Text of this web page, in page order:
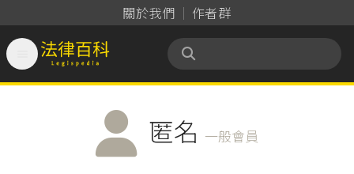
關於我們 作者群
法律百科 Legispedia
匿名 一般會員